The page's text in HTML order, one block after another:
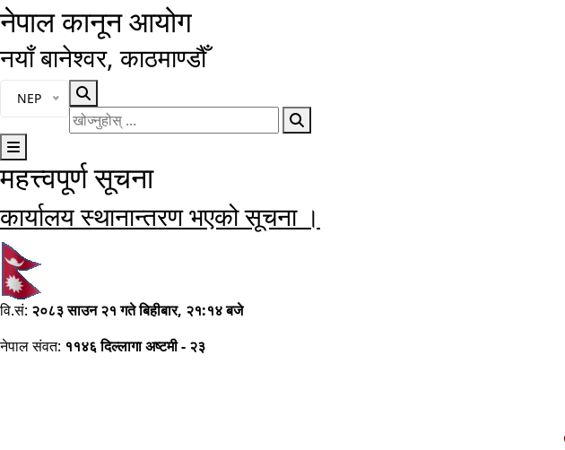
नेपाल कानून आयोग
नयाँ बानेश्वर, काठमाण्डौँ
भाषा चयन गर्नुहोस्
NEP
खोज्नुहोस्
मुख्य नेभिगेसनमा जानुहोस्
महत्त्वपूर्ण सूचना
कानूनी शब्दकोश उपर सुझाव सम्बन्धमा ।
कानूनी शब्दकोश
कार्यालय स्थानान्तरण भएको सूचना ।
वि.सं: २०८३ साउन २१ गते बिहीबार, २१:१४ बजे
नेपाल संवत: ११४६ दिल्लागा अष्टमी - २३